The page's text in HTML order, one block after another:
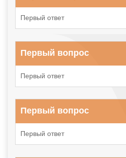
Первый ответ
Первый вопрос
Первый ответ
Первый вопрос
Первый ответ